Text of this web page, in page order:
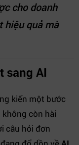
cho doanh
hiệu quả mà
sang AI
kiến một bước
còn hài
câu hỏi đơn